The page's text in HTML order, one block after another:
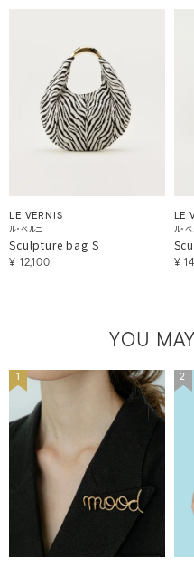
LE VERNIS
ル・ベルニ
Sculpture bag S
¥ 12,100
LE
ル・
¥
YOU
1 2